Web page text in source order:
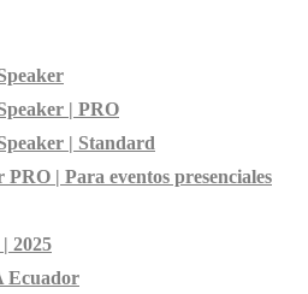
| PRO
| Standard
PRO | Para eventos presenciales
2025
Ecuador